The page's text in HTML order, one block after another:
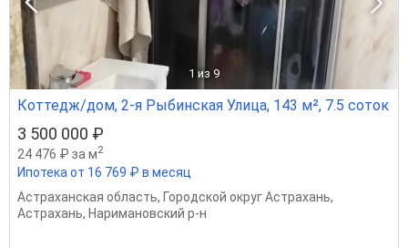
1 из 9
Коттедж/дом, 2-я Рыбинская Улица, 143 м², 7.5 соток
3 500 000 ₽
24 476 ₽ за м2
Ипотека от 16 769 ₽ в месяц
Астраханская область, Городской округ Астрахань,
Астрахань, Наримановский р-н